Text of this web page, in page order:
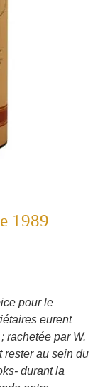
1989
pour le
eurent
rachetée par W.
rester au sein du
durant la